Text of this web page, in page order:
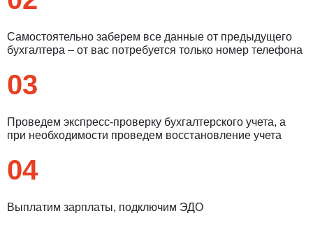
Самостоятельно заберем все данные от предыдущего
бухгалтера – от вас потребуется только номер телефона
03
Проведем экспресс-проверку бухгалтерского учета, а
при необходимости проведем восстановление учета
04
Выплатим зарплаты, подключим ЭДО